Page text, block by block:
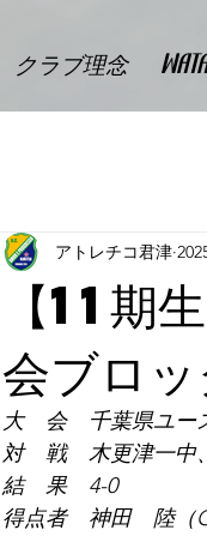
クラブ理念
【11期
会ブロ
アトレチコ君津
大　会　千葉県ユー
対　戦　木更津一中
結　果　4-0
得点者　神田　陸（